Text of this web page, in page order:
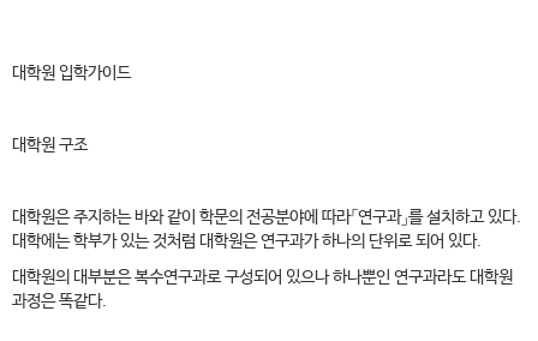
대학원 입학가이드
대학원 구조
대학원은 주지하는 바와 같이 학문의 전공분야에 따라「연구과」를 설치하고 있다.
대학에는 학부가 있는 것처럼 대학원은 연구과가 하나의 단위로 되어 있다.
대학원의 대부분은 복수연구과로 구성되어 있으나 하나뿐인 연구과라도 대학원
과정은 똑같다.